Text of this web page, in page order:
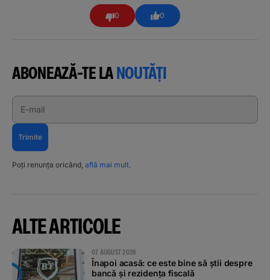
0 0
ABONEAZĂ-TE LANOUTĂȚI
E-mail
Trimite
Poți renunța oricând, află mai mult.
ALTE ARTICOLE
07 AUGUST 2026
Înapoi acasă: ce este bine să știi despre
bancă și rezidența fiscală